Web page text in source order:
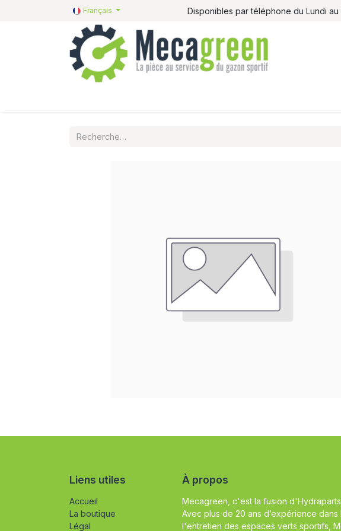
Français Disponibles par téléphone du Lundi
Liens utiles
Accueil
La boutique
Légal
À propos
Mecagreen, c'est la fusion
Avec plus de 20 ans d’expérience
l'entretien des espaces verts sportifs,